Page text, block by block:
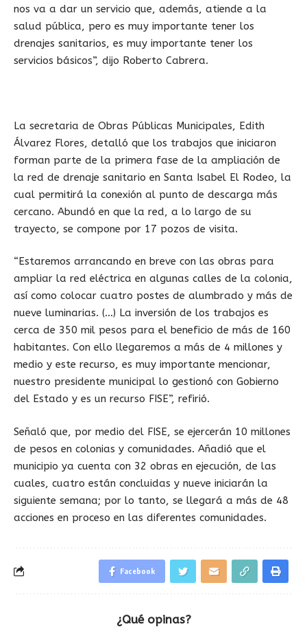
nos va a dar un servicio que, además, atiende a la
salud pública, pero es muy importante tener los
drenajes sanitarios, es muy importante tener los
servicios básicos”, dijo Roberto Cabrera.
La secretaria de Obras Públicas Municipales, Edith
Álvarez Flores, detalló que los trabajos que iniciaron
forman parte de la primera fase de la ampliación de
la red de drenaje sanitario en Santa Isabel El Rodeo, la
cual permitirá la conexión al punto de descarga más
cercano. Abundó en que la red, a lo largo de su
trayecto, se compone por 17 pozos de visita.
“Estaremos arrancando en breve con las obras para
ampliar la red eléctrica en algunas calles de la colonia,
así como colocar cuatro postes de alumbrado y más de
nueve luminarias. (…) La inversión de los trabajos es
cerca de 350 mil pesos para el beneficio de más de 160
habitantes. Con ello llegaremos a más de 4 millones y
medio y este recurso, es muy importante mencionar,
nuestro presidente municipal lo gestionó con Gobierno
del Estado y es un recurso FISE”, refirió.
Señaló que, por medio del FISE, se ejercerán 10 millones
de pesos en colonias y comunidades. Añadió que el
municipio ya cuenta con 32 obras en ejecución, de las
cuales, cuatro están concluidas y nueve iniciarán la
siguiente semana; por lo tanto, se llegará a más de 48
acciones en proceso en las diferentes comunidades.
Facebook
¿Qué opinas?